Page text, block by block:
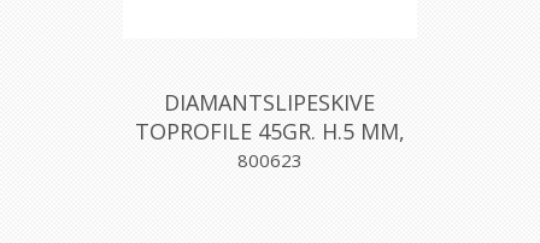
DIAMANTSLIPESKIVE
TOPROFILE 45GR. H.5 MM,
MONTOLIT
800623